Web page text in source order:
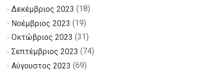
Δεκέμβριος 2023 (18)
Νοέμβριος 2023 (19)
Οκτώβριος 2023 (31)
Σεπτέμβριος 2023 (74)
Αύγουστος 2023 (69)